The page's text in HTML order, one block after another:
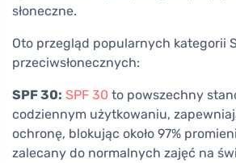
słoneczne.
Oto przegląd popularnych kategorii
przeciwsłonecznych:
SPF 30: SPF 30 to powszechny
codziennym użytkowaniu,
ochronę, blokując około 97%
zalecany do normalnych zajęć na